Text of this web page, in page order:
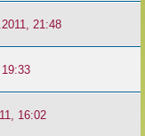
21:48
16:02